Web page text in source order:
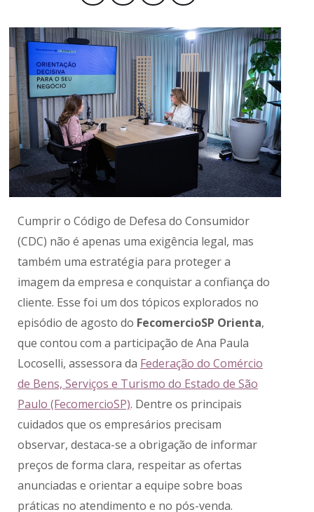
PROJETOS ESPECIAIS:
Afixação de preços e fiscalização
COP30
SESC
SENAC
Cecomercio
Licitações
Prêmio de Sustentabilidade
Conselho Estadual de Defesa do Contribuinte
Conselho de Economia Empresarial e Política
Conselho Superior de Direito
Conselho do Comércio Atacadista
Conselho de Serviços
Conselho de Relações Internacionais
Conselho de Sustentabilidade
Conselho de Comércio Eletrônico
Advocacy
Cumprir o Código de Defesa do Consumidor
(CDC) não é apenas uma exigência legal, mas
também uma estratégia para proteger a
imagem da empresa e conquistar a confiança do
cliente. Esse foi um dos tópicos explorados no
episódio de agosto do FecomercioSP Orienta,
que contou com a participação de Ana Paula
Locoselli, assessora da Federação do Comércio
de Bens, Serviços e Turismo do Estado de São
Paulo (FecomercioSP). Dentre os principais
cuidados que os empresários precisam
observar, destaca-se a obrigação de informar
preços de forma clara, respeitar as ofertas
anunciadas e orientar a equipe sobre boas
práticas no atendimento e no pós-venda.